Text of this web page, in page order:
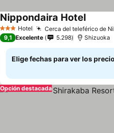
3 Estrellas
Hotel Cerca del teleférico de
Nippondaira HotelVer
9,1 Excelente 5.298 Shizuoka
Elige fechas para ver los
Opción destacada